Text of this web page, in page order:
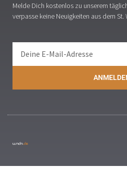
Melde Dich kostenlos zu unserem
verpasse keine Neuigkeiten aus dem St.